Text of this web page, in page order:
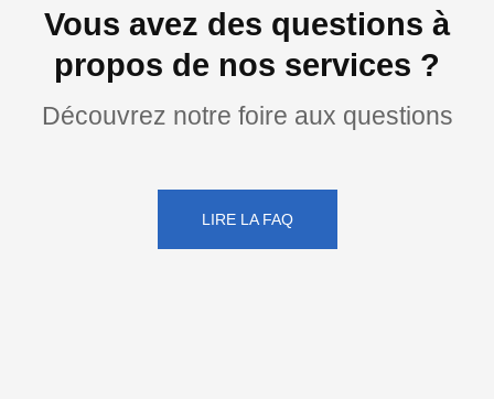
Vous avez des questions à
propos de nos services ?
Découvrez notre foire aux questions
LIRE LA FAQ